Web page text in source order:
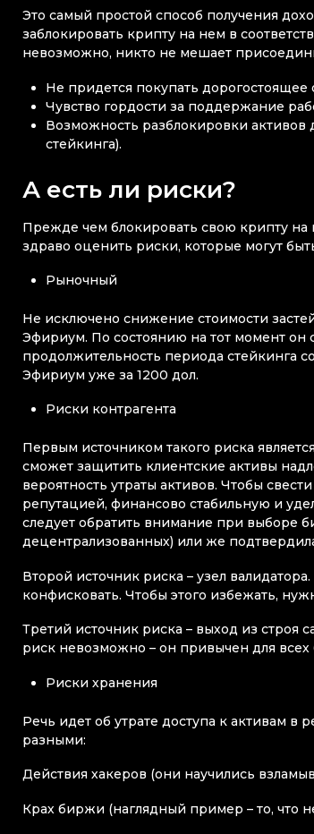
Это самый простой способ получения
заблокировать крипту на нем в
невозможно, никто не мешает
Не придется покупать дорогостоящее
Чувство гордости за поддержание
Возможность разблокировки активов
стейкинга).
А есть ли риски?
Прежде чем блокировать свою крипту на
здраво оценить риски, которые могут
Рыночный
Не исключено снижение стоимости
Эфириум. По состоянию на тот момент он
продолжительность периода стейкинга
Эфириум уже за 1200 дол.
Риски контрагента
Первым источником такого риска
сможет защитить клиентские активы
вероятность утраты активов. Чтобы
репутацией, финансово стабильную и
следует обратить внимание при выборе
децентрализованных) или же
Второй источник риска – узел
конфисковать. Чтобы этого избежать,
Третий источник риска – выход из строя
риск невозможно – он привычен для
Риски хранения
Речь идет об утрате доступа к активам в
разными:
Действия хакеров (они научились
Крах биржи (наглядный пример – то, что